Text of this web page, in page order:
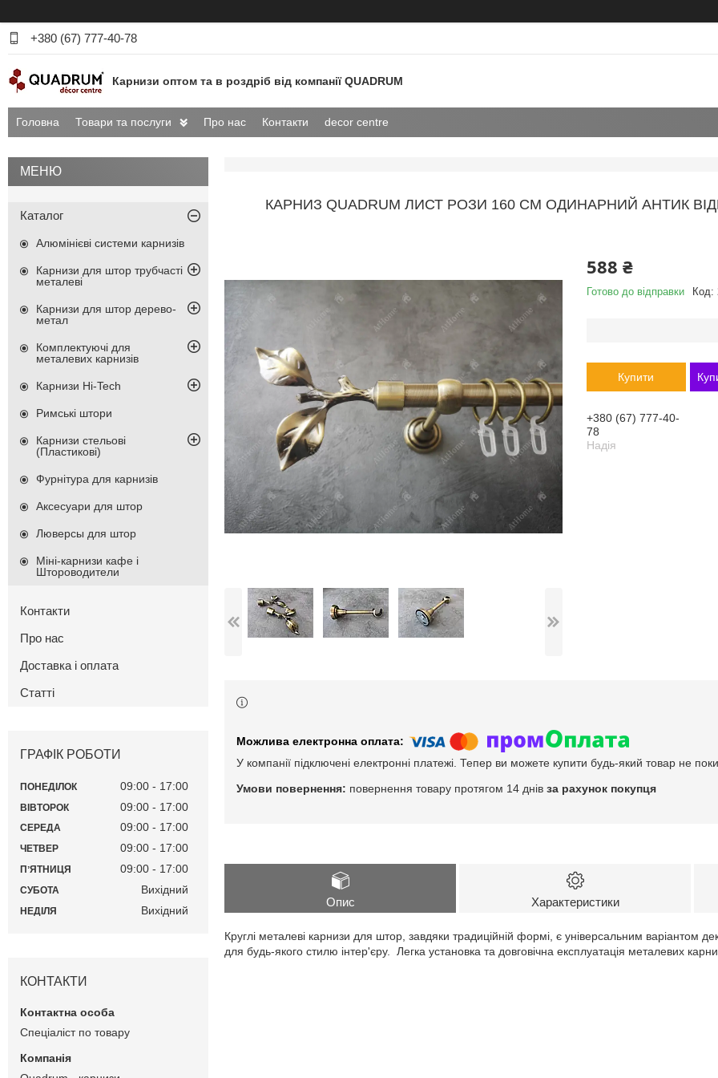
+380 (67) 777-40-78
Карнизи оптом та в роздріб від компанії QUADRUM
Головна Товари та послуги Про нас Контакти decor centre
КАРНИЗ QUADRUM ЛИСТ РОЗИ 160 СМ ОДИНАРНИЙ АНТИК
588 ₴
Готово до відправки Код:
Купити
+380 (67) 777-40-
78
Надія
У компанії підключені електронні платежі. Тепер ви можете купити будь-який товар не
повернення товару протягом 14 днів за рахунок покупця
Опис Характеристики
Круглі металеві карнизи для штор, завдяки традиційній формі, є універсальним варіантом
для будь-якого стилю інтер'єру. Легка установка та довговічна експлуатація металевих
Каталог
Алюмінієві системи карнизів
Карнизи для штор трубчасті
металеві
Карнизи для штор дерево-
метал
Комплектуючі для
металевих карнизів
Карнизи Hi-Tech
Римські штори
Карнизи стельові
(Пластикові)
Фурнітура для карнизів
Аксесуари для штор
Люверсы для штор
Міні-карнизи кафе і
Штороводители
Контакти
Про нас
Доставка і оплата
Статті
ГРАФІК РОБОТИ
ПОНЕДІЛОК 09:00 17:00
ВІВТОРОК 09:00 17:00
СЕРЕДА 09:00 17:00
ЧЕТВЕР 09:00 17:00
ПʼЯТНИЦЯ 09:00 17:00
СУБОТА Вихідний
НЕДІЛЯ Вихідний
КОНТАКТИ
Спеціаліст по товару